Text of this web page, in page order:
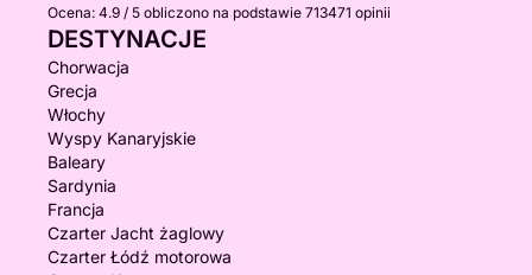
Ocena: 4.9 / 5 obliczono na podstawie 713471 opinii
DESTYNACJE
Chorwacja
Grecja
Włochy
Wyspy Kanaryjskie
Baleary
Sardynia
Francja
Czarter Jacht żaglowy
Czarter Łódź motorowa